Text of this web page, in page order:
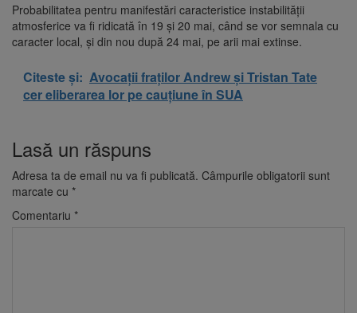
Probabilitatea pentru manifestări caracteristice instabilității
atmosferice va fi ridicată în 19 și 20 mai, când se vor semnala cu
caracter local, și din nou după 24 mai, pe arii mai extinse.
Citeste și: Avocații fraților Andrew și Tristan Tate
cer eliberarea lor pe cauțiune în SUA
Lasă un răspuns
Adresa ta de email nu va fi publicată. Câmpurile obligatorii sunt
marcate cu *
Comentariu *